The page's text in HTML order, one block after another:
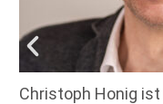
Christoph Honig